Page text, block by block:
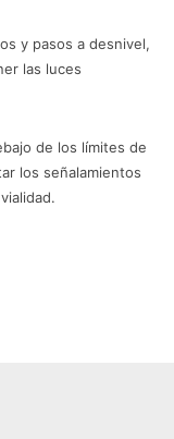
y pasos a desnivel,
las luces
de los límites de
los señalamientos